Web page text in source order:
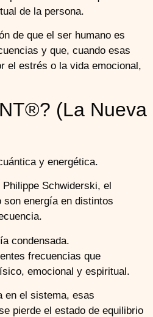
de la persona.
de que el ser humano es
y que, cuando esas
el estrés o la vida emocional,
(La Nueva
y energética.
Schwiderski, el
energía en distintos
condensada.
frecuencias que
emocional y espiritual.
en el sistema, esas
pierde el estado de equilibrio